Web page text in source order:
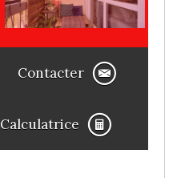
Contacter
Calculatrice